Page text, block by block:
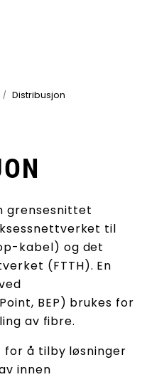
Distribusjon
grensesnittet
til
kabel) og det
(FTTH). En
BEP) brukes for
av fibre.
å tilby løsninger
innen